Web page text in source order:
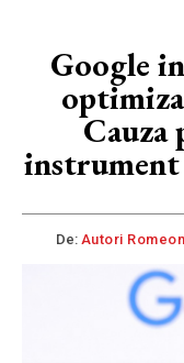
Google
Cauza
De: Autori